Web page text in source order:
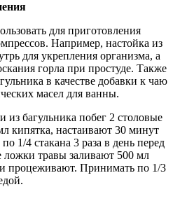
для приготовления
Например, настойка из
для укрепления организма, а
горла при простуде. Также
в качестве добавки к чаю
масел для ванны.
из багульника побег 2 столовые
кипятка, настаивают 30 минут
1/4 стакана 3 раза в день перед
ложки травы заливают 500 мл
и процеживают. Принимать по 1/3